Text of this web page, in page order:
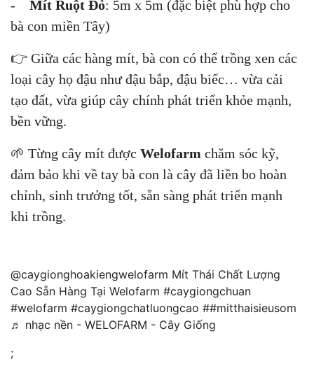
- Mít Ruột Đỏ: 5m x 5m (đặc biệt phù hợp cho
bà con miền Tây)
👉 Giữa các hàng mít, bà con có thể trồng xen các
loại cây họ đậu như đậu bắp, đậu biếc… vừa cải
tạo đất, vừa giúp cây chính phát triển khỏe mạnh,
bền vững.
🌱 Từng cây mít được Welofarm chăm sóc kỹ,
đảm bảo khi về tay bà con là cây đã liền bo hoàn
chỉnh, sinh trưởng tốt, sẵn sàng phát triển mạnh
khi trồng.
@caygionghoakiengwelofarm Mít Thái Chất Lượng
Cao Sẵn Hàng Tại Welofarm #caygiongchuan
#welofarm #caygiongchatluongcao ##mitthaisieusom
♬ nhạc nền - WELOFARM - Cây Giống
;